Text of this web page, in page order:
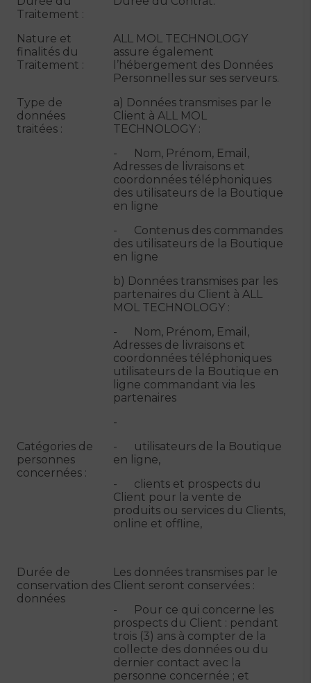
Traitement :
Nature et
finalités du
Traitement :
ALL MOL TECHNOLOGY
assure également
l’hébergement des Données
Personnelles sur ses serveurs.
Type de
données
traitées :
a) Données transmises par le
Client à ALL MOL
TECHNOLOGY :
- Nom, Prénom, Email,
Adresses de livraisons et
coordonnées téléphoniques
des utilisateurs de la Boutique
en ligne
- Contenus des commandes
des utilisateurs de la Boutique
en ligne
b) Données transmises par les
partenaires du Client à ALL
MOL TECHNOLOGY :
- Nom, Prénom, Email,
Adresses de livraisons et
coordonnées téléphoniques
utilisateurs de la Boutique en
ligne commandant via les
partenaires
-
Catégories de
personnes
concernées :
- utilisateurs de la Boutique
en ligne,
- clients et prospects du
Client pour la vente de
produits ou services du Clients,
online et offline,
Durée de
conservation des
données
Les données transmises par le
Client seront conservées :
- Pour ce qui concerne les
prospects du Client : pendant
trois (3) ans à compter de la
collecte des données ou du
dernier contact avec la
personne concernée ; et